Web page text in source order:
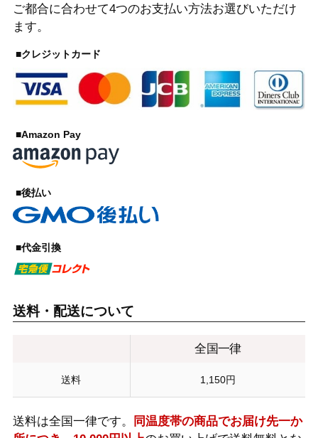
ご都合に合わせて4つのお支払い方法お選びいただけ
ます。
■クレジットカード
■Amazon Pay
■後払い
■代金引換
送料・配送について
全国一律
送料 1,150円
送料は全国一律です。
同温度帯の商品でお届け先一か